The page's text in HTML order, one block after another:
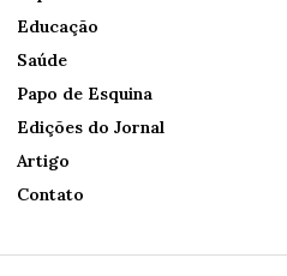
Educação
Saúde
Papo de Esquina
Edições do Jornal
Artigo
Contato